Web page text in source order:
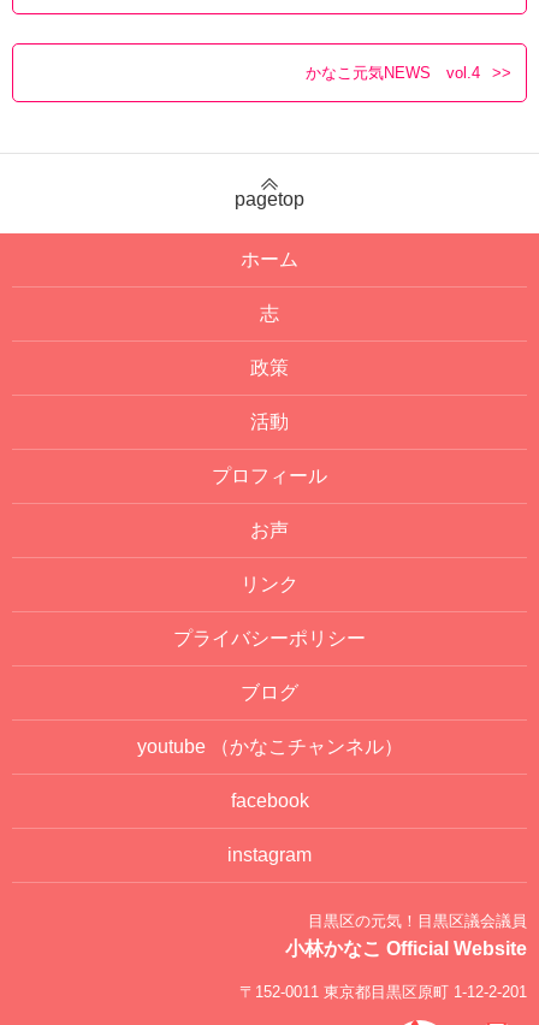
かなこ元気NEWS vol.4
pagetop
ホーム
志
政策
活動
プロフィール
お声
リンク
プライバシーポリシー
ブログ
youtube （かなこチャンネル）
facebook
instagram
目黒区の元気！目黒区議会議員
小林かなこ Official Website
〒152-0011 東京都目黒区原町 1-12-2-201